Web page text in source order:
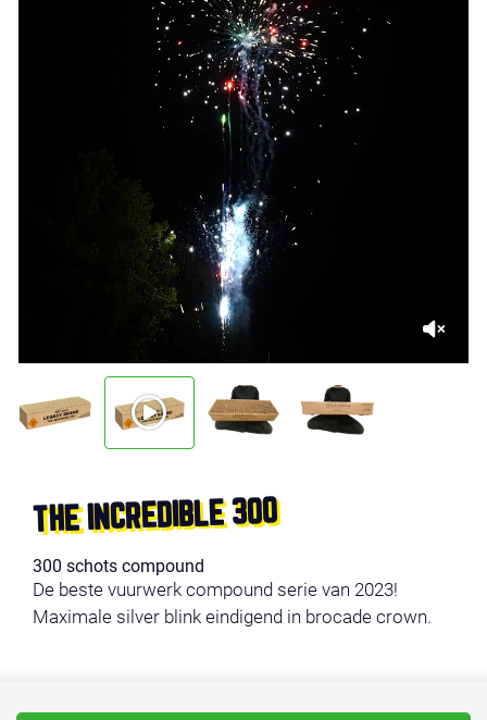
THE INCREDIBLE 300
300 schots compound
De beste vuurwerk compound serie van 2023!
Maximale silver blink eindigend in brocade crown.